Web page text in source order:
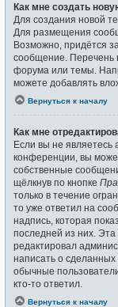
Как мне создать
Для создания новой
Для размещения
Возможно, придётся
сообщение. Перечень
форума или темы.
можете добавлять
Вернуться к началу
Как мне
Если вы не
конференции, вы
собственные
щёлкнув по кнопке
только в течение
то уже ответил на
надпись, которая
последней из них.
редактировал
написать о
обычные
кто-то ответил.
Вернуться к началу